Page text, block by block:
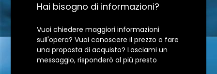
Hai bisogno di informazioni?
Vuoi chiedere maggiori informazioni
sull'opera? Vuoi conoscere il prezzo o fare
una proposta di acquisto? Lasciami un
messaggio, risponderò al più presto